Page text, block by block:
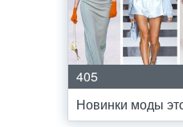
405
Новинки моды